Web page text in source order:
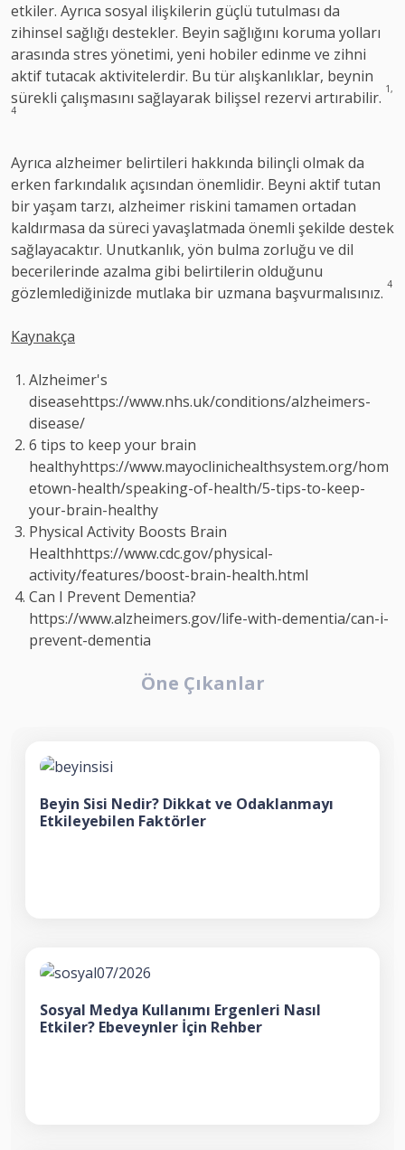
etkiler. Ayrıca sosyal ilişkilerin güçlü tutulması da
zihinsel sağlığı destekler. Beyin sağlığını koruma yolları
arasında stres yönetimi, yeni hobiler edinme ve zihni
aktif tutacak aktivitelerdir. Bu tür alışkanlıklar, beynin
sürekli çalışmasını sağlayarak bilişsel rezervi artırabilir. 1,
4
Ayrıca alzheimer belirtileri hakkında bilinçli olmak da
erken farkındalık açısından önemlidir. Beyni aktif tutan
bir yaşam tarzı, alzheimer riskini tamamen ortadan
kaldırmasa da süreci yavaşlatmada önemli şekilde destek
sağlayacaktır. Unutkanlık, yön bulma zorluğu ve dil
becerilerinde azalma gibi belirtilerin olduğunu
gözlemlediğinizde mutlaka bir uzmana başvurmalısınız. 4
Kaynakça
Alzheimer's
diseasehttps://www.nhs.uk/conditions/alzheimers-
disease/
6 tips to keep your brain
healthyhttps://www.mayoclinichealthsystem.org/hom
etown-health/speaking-of-health/5-tips-to-keep-
your-brain-healthy
Physical Activity Boosts Brain
Healthhttps://www.cdc.gov/physical-
activity/features/boost-brain-health.html
Can I Prevent Dementia?
https://www.alzheimers.gov/life-with-dementia/can-i-
prevent-dementia
Öne Çıkanlar
Beyin Sisi Nedir? Dikkat ve Odaklanmayı
Etkileyebilen Faktörler
Sosyal Medya Kullanımı Ergenleri Nasıl
Etkiler? Ebeveynler İçin Rehber